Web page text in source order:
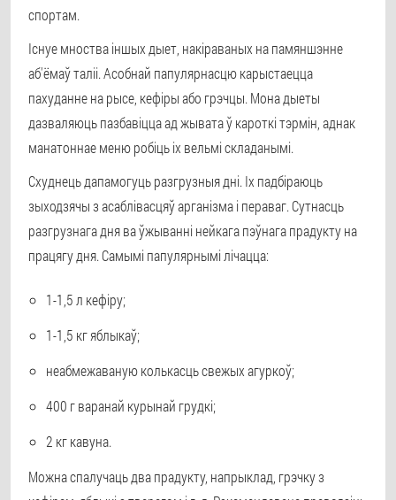
спортам.
Існуе мноства іншых дыет, накіраваных на памяншэнне
аб'ёмаў таліі. Асобнай папулярнасцю карыстаецца
пахуданне на рысе, кефіры або грэчцы. Мона дыеты
дазваляюць пазбавіцца ад жывата ў кароткі тэрмін, аднак
манатоннае меню робіць іх вельмі складанымі.
Схуднець дапамогуць разгрузныя дні. Іх падбіраюць
зыходзячы з асаблівасцяў арганізма і пераваг. Сутнасць
разгрузнага дня ва ўжыванні нейкага пэўнага прадукту на
працягу дня. Самымі папулярнымі лічацца:
1-1,5 л кефіру;
1-1,5 кг яблыкаў;
неабмежаваную колькасць свежых агуркоў;
400 г варанай курынай грудкі;
2 кг кавуна.
Можна спалучаць два прадукту, напрыклад, грэчку з